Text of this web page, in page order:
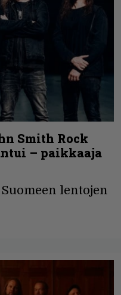
Smith Rock
– paikkaaja
lentojen